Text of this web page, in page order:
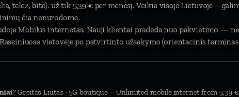
tele2, bitė). už tik 5,39 € per mėnesį. Veikia visoje Lietuvoje –
čia nenurodome.
Mobilus internetas. Nauji klientai pradeda nuo pakvietimo —
vietovėje po patvirtinto užsakymo (orientacinis terminas
? Greitas Liūtas · 5G boutique – Unlimited mobile internet from 5,39